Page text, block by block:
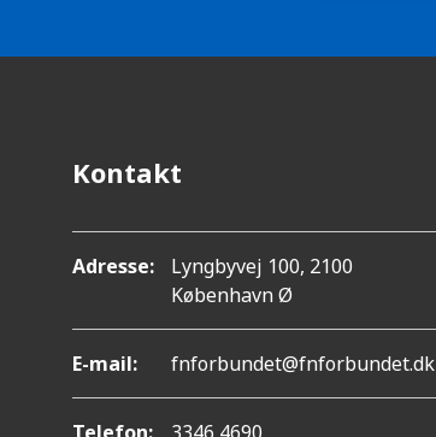
Kontakt
Adresse:
Lyngbyvej 100, 2100
København Ø
E-mail: fnforbundet@fnforbundet.dk